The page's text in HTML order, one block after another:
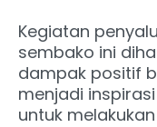
Kegiatan
sembako ini
dampak positif
menjadi
untuk